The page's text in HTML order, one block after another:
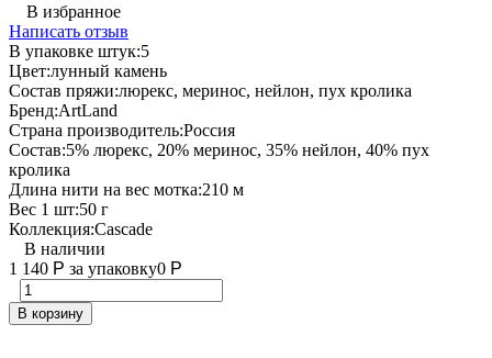
В избранное
Написать отзыв
В упаковке штук:5
Цвет:лунный камень
Состав пряжи:люрекс, меринос, нейлон, пух кролика
Бренд:ArtLand
Страна производитель:Россия
Состав:5% люрекс, 20% меринос, 35% нейлон, 40% пух
кролика
Длина нити на вес мотка:210 м
Вес 1 шт:50 г
Коллекция:Cascade
В наличии
1 140 Р за упаковку0 Р
В корзину